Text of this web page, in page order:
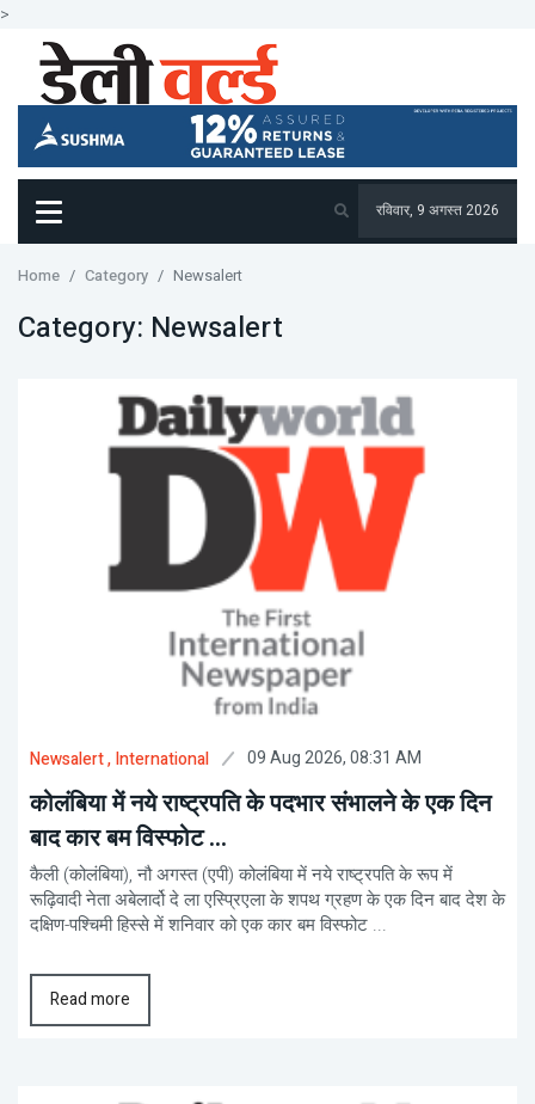
>
रविवार, 9 अगस्त 2026
Home Category Newsalert
Category: Newsalert
Newsalert, International 09 Aug 2026, 08:31 AM
कोलंबिया में नये राष्ट्रपति के पदभार संभालने के एक दिन
बाद कार बम विस्फोट ...
कैली (कोलंबिया), नौ अगस्त (एपी) कोलंबिया में नये राष्ट्रपति के रूप में
रूढ़िवादी नेता अबेलार्दो दे ला एस्प्रिएला के शपथ ग्रहण के एक दिन बाद देश के
दक्षिण-पश्चिमी हिस्से में शनिवार को एक कार बम विस्फोट ...
Read more